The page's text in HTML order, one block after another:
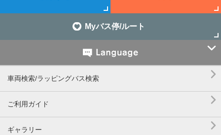
Myバス停/ルート

車両検索/ラッピングバス検索 
ご利用ガイド 
ギャラリー 